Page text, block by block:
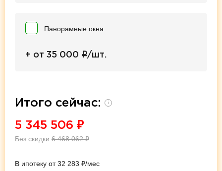
Панорамные окна
+ от 35 000 i/шт.
Итого сейчас: i
5 345 506 ₽
Без скидки 6 468 062₽
В ипотеку от 32 283 ₽/мес